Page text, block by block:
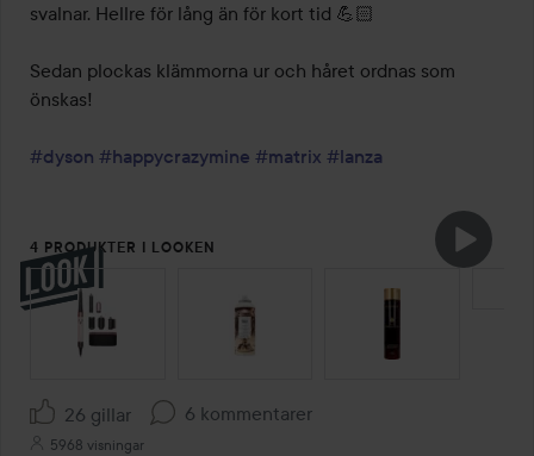
svalnar. Hellre för lång än för kort tid 💪🏻
Sedan plockas klämmorna ur och håret ordnas som
önskas!
#dyson #happycrazymine #matrix #lanza
4 PRODUKTER I LOOKEN
HOPPA ÖVER SEKTIONEN
26 gillar 6 kommentarer
5968 visningar